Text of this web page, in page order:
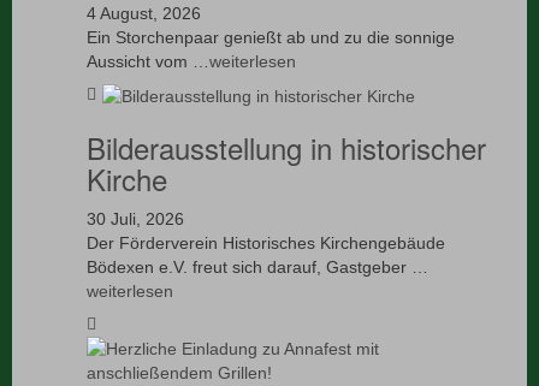
4 August, 2026
Ein Storchenpaar genießt ab und zu die sonnige
Aussicht vom … weiterlesen
Bilderausstellung in historischer
Kirche
30 Juli, 2026
Der Förderverein Historisches Kirchengebäude
Bödexen e.V. freut sich darauf, Gastgeber …
weiterlesen